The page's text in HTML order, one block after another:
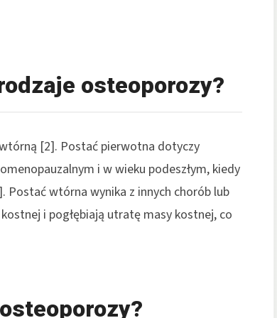
osteoporozy?
[2]. Postać pierwotna dotyczy
i w wieku podeszłym, kiedy
Postać wtórna wynika z innych chorób lub
i pogłębiają utratę masy kostnej, co